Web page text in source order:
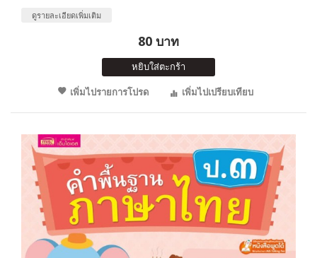
ดูรายละเอียดเพิ่มเติม
80 บาท
หยิบใส่ตะกร้า
เพิ่มไปรายการโปรด
เพิ่มไปเปรียบเทียบ